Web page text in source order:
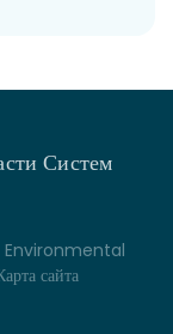
Систем
Environmental
сайта